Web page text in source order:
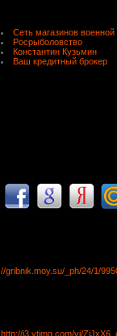
Сеть магазинов
Росрыболовство
Константин Кузьмин
Ваш кредитный брокер
//gribnik.moy.su/_ph/24/1/
http://i3.ytimg.com/vi/